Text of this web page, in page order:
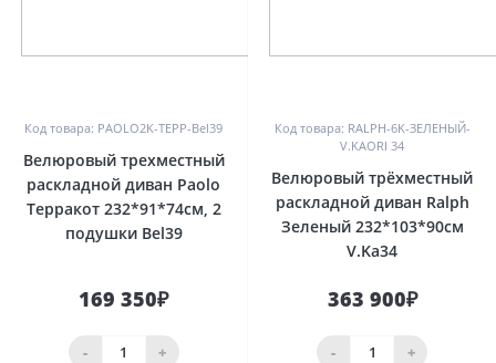
Код товара: PAOLO2K-ТЕРР-Bel39
Велюровый трехместный
раскладной диван Paolo
Терракот 232*91*74см, 2
подушки Bel39
169 350₽
- +
Код товара: RALPH-6K-ЗЕЛЕНЫЙ-
V.KAORI 34
Велюровый трёхместный
раскладной диван Ralph
Зеленый 232*103*90см
V.Ka34
363 900₽
- +